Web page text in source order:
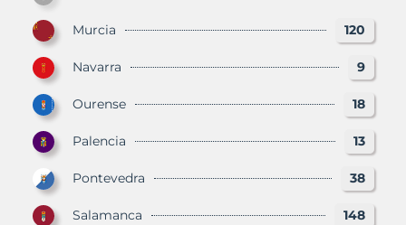
Murcia 120
Navarra 9
Ourense 18
Palencia 13
Pontevedra 38
Salamanca 148